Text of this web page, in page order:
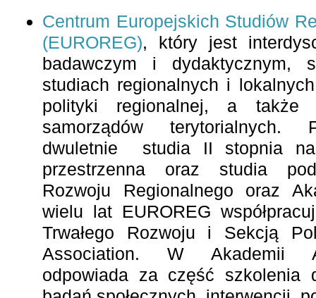
Centrum Europejskich Studiów
(EUROREG), który jest
badawczym i dydaktycznym,
studiach regionalnych i
polityki regionalnej, a także
samorządów terytorialnych.
dwuletnie studia II stopnia na
przestrzenna oraz studia
Rozwoju Regionalnego oraz
wielu lat EUROREG
Trwałego Rozwoju i Sekcją
Association. W Akademii
odpowiada za część szkolenia